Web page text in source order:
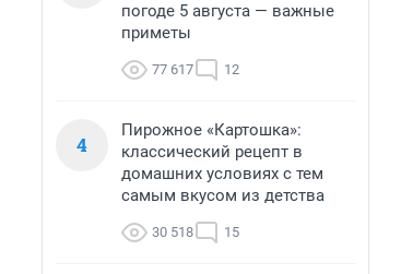
погоде 5 августа — важные
приметы
77 617 12
4
Пирожное «Картошка»:
классический рецепт в
домашних условиях с тем
самым вкусом из детства
30 518 15